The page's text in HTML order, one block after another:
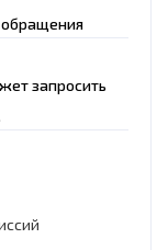
обращения
запросить